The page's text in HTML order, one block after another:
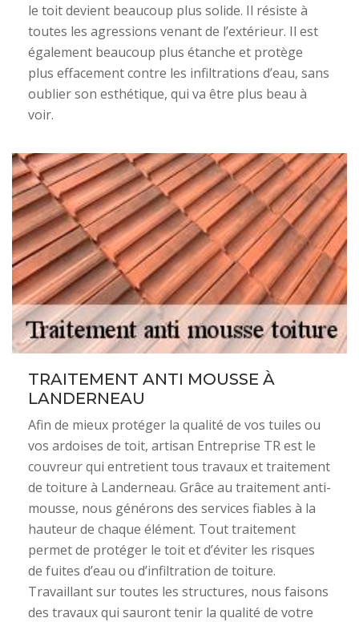
le toit devient beaucoup plus solide. Il résiste à
toutes les agressions venant de l’extérieur. Il est
également beaucoup plus étanche et protège
plus effacement contre les infiltrations d’eau, sans
oublier son esthétique, qui va être plus beau à
voir.
TRAITEMENT ANTI MOUSSE À
LANDERNEAU
Afin de mieux protéger la qualité de vos tuiles ou
vos ardoises de toit, artisan Entreprise TR est le
couvreur qui entretient tous travaux et traitement
de toiture à Landerneau. Grâce au traitement anti-
mousse, nous générons des services fiables à la
hauteur de chaque élément. Tout traitement
permet de protéger le toit et d’éviter les risques
de fuites d’eau ou d’infiltration de toiture.
Travaillant sur toutes les structures, nous faisons
des travaux qui sauront tenir la qualité de votre